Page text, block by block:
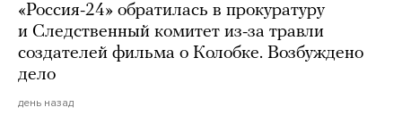
«Россия-24» обратилась в прокуратуру
и Следственный комитет из-за травли
создателей фильма о Колобке. Возбуждено
дело
день назад